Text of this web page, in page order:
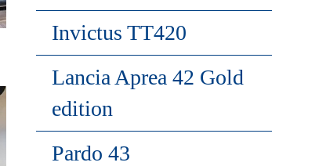
Invictus TT420
Lancia Aprea 42 Gold
edition
Pardo 43